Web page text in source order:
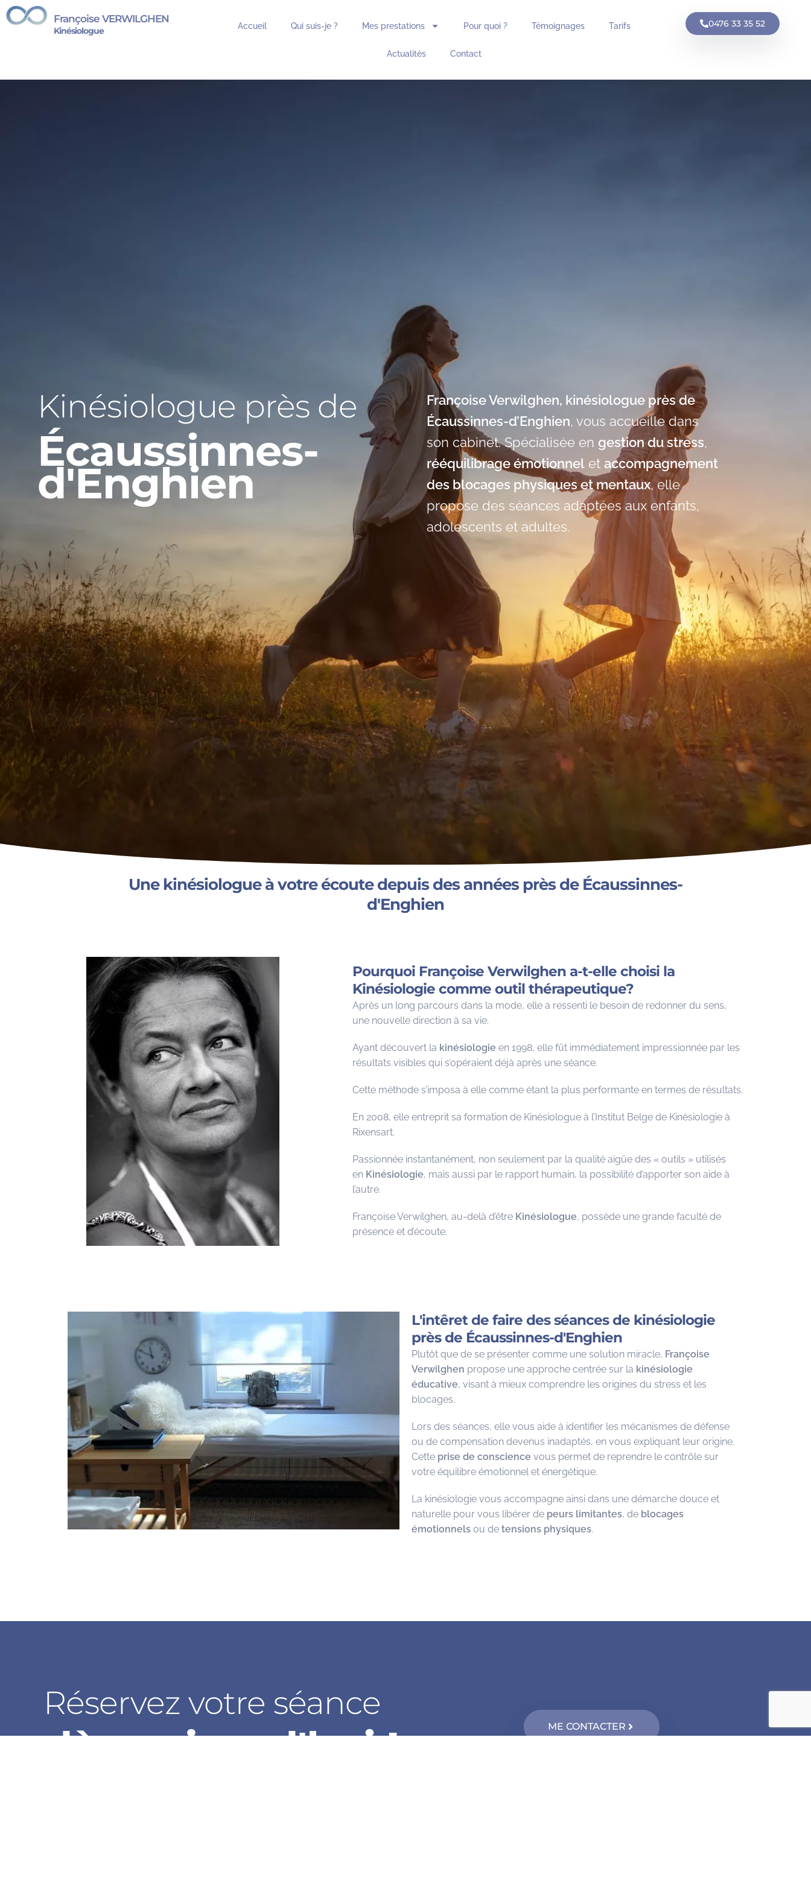
Françoise VERWILGHEN
Kinésiologue Accueil Qui suis-je ? Mes prestations Pour quoi ? Témoignages Tarifs
Actualités Contact
0476 33 35 52
Kinésiologue près de
Écaussinnes-
d'Enghien
Françoise Verwilghen, kinésiologue près de
Écaussinnes-d’Enghien, vous accueille dans
son cabinet. Spécialisée en gestion du stress,
rééquilibrage émotionnelet accompagnement
des blocages physiques et mentaux, elle
propose des séances adaptées aux enfants,
adolescents et adultes.
Une kinésiologue à votre écoute depuis des années près de Écaussinnes-
d'Enghien
Pourquoi Françoise Verwilghen a-t-elle choisi la
Kinésiologie comme outil thérapeutique?
Après un long parcours dans la mode, elle a ressenti le besoin de redonner du sens,
une nouvelle direction à sa vie.
Ayant découvert la kinésiologie en 1998, elle fût immédiatement impressionnée par les
résultats visibles qui s’opéraient déjà après une séance.
Cette méthode s’imposa à elle comme étant la plus performante en termes de résultats.
En 2008, elle entreprit sa formation de Kinésiologue à l’Institut Belge de Kinésiologie à
Rixensart.
Passionnée instantanément, non seulement par la qualité aigüe des « outils » utilisés
en Kinésiologie, mais aussi par le rapport humain, la possibilité d’apporter son aide à
l’autre.
Françoise Verwilghen, au-delà d’être Kinésiologue, possède une grande faculté de
présence et d’écoute.
L'intêret de faire des séances de kinésiologie
près de Écaussinnes-d'Enghien
Plutôt que de se présenter comme une solution miracle, Françoise
Verwilghen propose une approche centrée sur la kinésiologie
éducative, visant à mieux comprendre les origines du stress et les
blocages.
Lors des séances, elle vous aide à identifier les mécanismes de défense
ou de compensation devenus inadaptés, en vous expliquant leur origine.
Cette prise de conscience vous permet de reprendre le contrôle sur
votre équilibre émotionnel et énergétique.
La kinésiologie vous accompagne ainsi dans une démarche douce et
naturelle pour vous libérer de peurs limitantes, de blocages
émotionnels ou de tensions physiques.
Réservez votre séance
dès aujourd'hui ! ME CONTACTER